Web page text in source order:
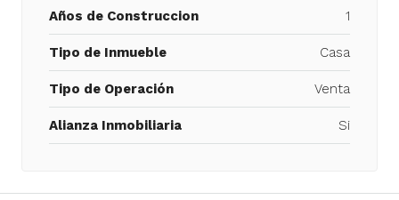
Años de Construccion 1
Tipo de Inmueble Casa
Tipo de Operación Venta
Alianza Inmobiliaria Si